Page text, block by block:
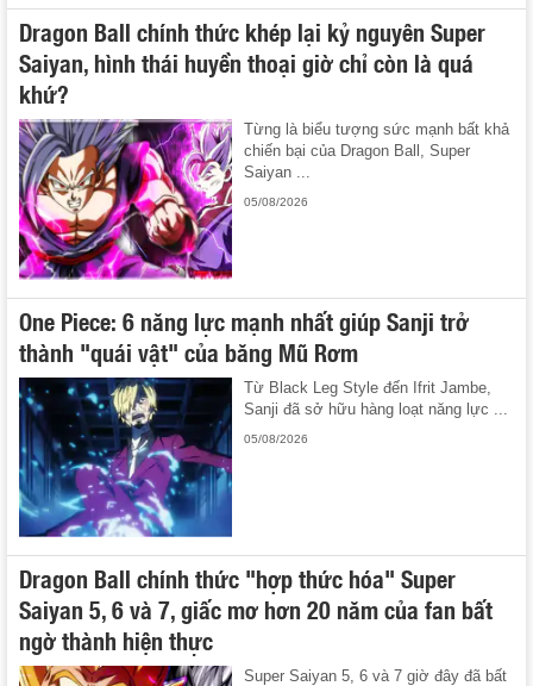
Dragon Ball chính thức khép lại kỷ nguyên Super
Saiyan, hình thái huyền thoại giờ chỉ còn là quá
khứ?
Từng là biểu tượng sức mạnh bất khả
chiến bại của Dragon Ball, Super
Saiyan ...
05/08/2026
One Piece: 6 năng lực mạnh nhất giúp Sanji trở
thành "quái vật" của băng Mũ Rơm
Từ Black Leg Style đến Ifrit Jambe,
Sanji đã sở hữu hàng loạt năng lực ...
05/08/2026
Dragon Ball chính thức "hợp thức hóa" Super
Saiyan 5, 6 và 7, giấc mơ hơn 20 năm của fan bất
ngờ thành hiện thực
Super Saiyan 5, 6 và 7 giờ đây đã bất